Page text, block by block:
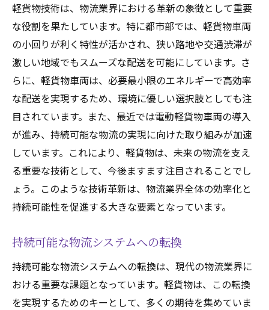
軽貨物技術は、物流業界における革新の象徴として重要
な役割を果たしています。特に都市部では、軽貨物車両
の小回りが利く特性が活かされ、狭い路地や交通渋滞が
激しい地域でもスムーズな配送を可能にしています。さ
らに、軽貨物車両は、必要最小限のエネルギーで高効率
な配送を実現するため、環境に優しい選択肢としても注
目されています。また、最近では電動軽貨物車両の導入
が進み、持続可能な物流の実現に向けた取り組みが加速
しています。これにより、軽貨物は、未来の物流を支え
る重要な技術として、今後ますます注目されることでし
ょう。このような技術革新は、物流業界全体の効率化と
持続可能性を促進する大きな要素となっています。
持続可能な物流システムへの転換
持続可能な物流システムへの転換は、現代の物流業界に
おける重要な課題となっています。軽貨物は、この転換
を実現するためのキーとして、多くの期待を集めていま